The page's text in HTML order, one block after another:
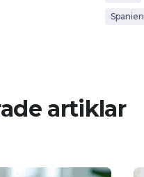
Spanien
artiklar